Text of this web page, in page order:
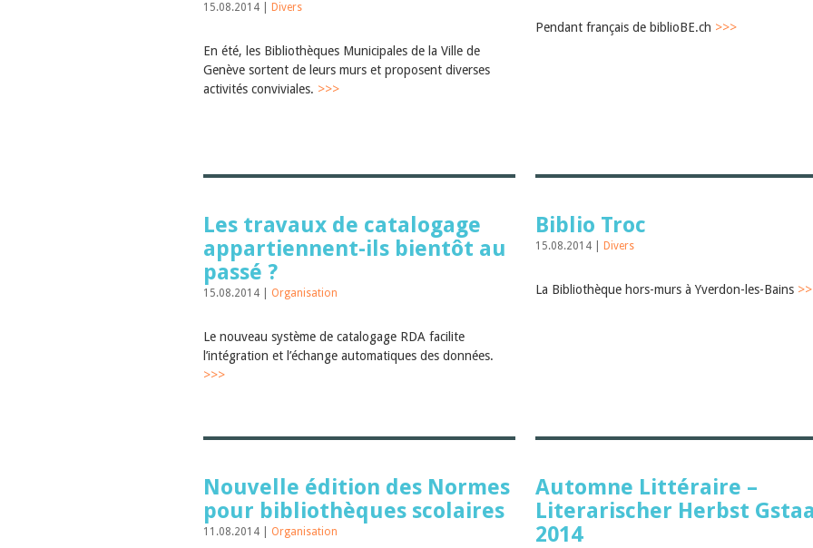
15.08.2014 | Divers
En été, les Bibliothèques Municipales de la Ville de
Genève sortent de leurs murs et proposent diverses
activités conviviales. >>>
Pendant français de biblioBE.ch >>>
Les travaux de catalogage
appartiennent-ils bientôt au
passé ?
15.08.2014 | Organisation
Le nouveau système de catalogage RDA facilite
l’intégration et l’échange automatiques des données.
>>>
Biblio Troc
15.08.2014 | Divers
La Bibliothèque hors-murs à Yverdon-les-Bains
Nouvelle édition des Normes
pour bibliothèques scolaires
11.08.2014 | Organisation
Automne Littéraire –
Literarischer Herbst
2014